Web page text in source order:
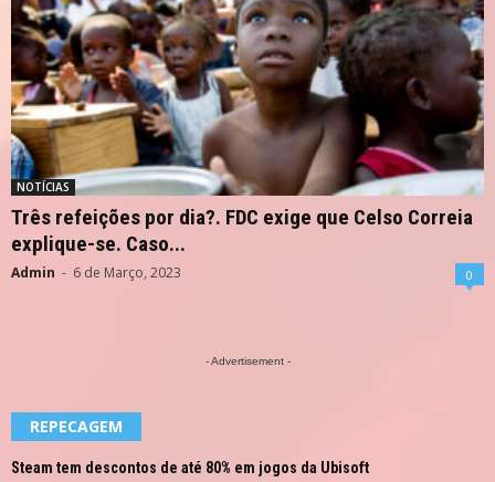
NOTÍCIAS
Três refeições por dia?. FDC exige que Celso Correia
explique-se. Caso...
Admin - 6 de Março, 2023 0
- Advertisement -
REPECAGEM
Steam tem descontos de até 80% em jogos da Ubisoft